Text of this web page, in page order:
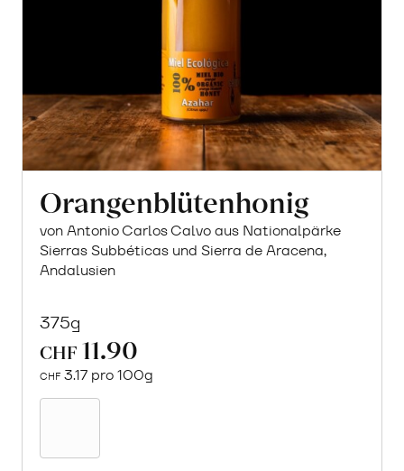
Orangenblütenhonig
von Antonio Carlos Calvo aus Nationalpärke
Sierras Subbéticas und Sierra de Aracena,
Andalusien
375g
CHF 11.90
CHF 3.17 pro 100g